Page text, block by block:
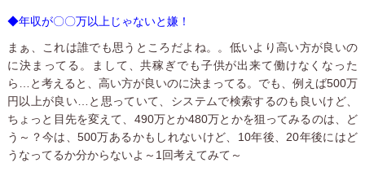
◆年収が〇〇万以上じゃないと嫌！
まぁ、これは誰でも思うところだよね。。低いより高い方が良いの
に決まってる。まして、共稼ぎでも子供が出来て働けなくなった
ら…と考えると、高い方が良いのに決まってる。でも、例えば500万
円以上が良い…と思っていて、システムで検索するのも良いけど、
ちょっと目先を変えて、490万とか480万とかを狙ってみるのは、ど
う～？今は、500万あるかもしれないけど、10年後、20年後にはど
うなってるか分からないよ～1回考えてみて～